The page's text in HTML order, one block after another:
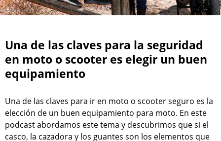
Una de las claves para la seguridad
en moto o scooter es elegir un buen
equipamiento
Una de las claves para ir en moto o scooter seguro es la
elección de un buen equipamiento para moto. En este
podcast abordamos este tema y descubrimos que si el
casco, la cazadora y los guantes son los elementos que